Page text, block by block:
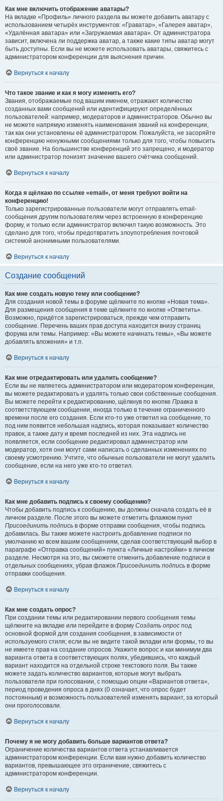
Как мне включить отображение аватары?
На вкладке «Профиль» личного раздела вы можете добавить аватару с
использованием четырёх инструментов: «Граватар», «Галерея аватар»,
«Удалённая аватара» или «Загружаемая аватара». От администратора
зависит, включена ли поддержка аватар, а также какие типы аватар могут
быть доступны. Если вы не можете использовать аватары, свяжитесь с
администратором конференции для выяснения причин.
Вернуться к началу
Что такое звание и как я могу изменить его?
Звания, отображаемые под вашим именем, отражают количество
созданных вами сообщений или идентифицируют определённых
пользователей: например, модераторов и администраторов. Обычно вы
не можете напрямую изменять наименования званий на конференции,
так как они установлены её администратором. Пожалуйста, не засоряйте
конференцию ненужными сообщениями только для того, чтобы повысить
своё звание. На большинстве конференций это запрещено, и модератор
или администратор понизят значение вашего счётчика сообщений.
Вернуться к началу
Когда я щёлкаю по ссылке «email», от меня требуют войти на
конференцию!
Только зарегистрированные пользователи могут отправлять email-
сообщения другим пользователям через встроенную в конференцию
форму, и только если администратор включил такую возможность. Это
сделано для того, чтобы предотвратить злоупотребления почтовой
системой анонимными пользователями.
Вернуться к началу
Создание сообщений
Как мне создать новую тему или сообщение?
Для создания новой темы в форуме щёлкните по кнопке «Новая тема».
Для размещения сообщения в теме щёлкните по кнопке «Ответить».
Возможно, придётся зарегистрироваться, прежде чем отправить
сообщение. Перечень ваших прав доступа находится внизу страниц
форума или темы. Например: «Вы можете начинать темы», «Вы можете
добавлять вложения» и т.п.
Вернуться к началу
Как мне отредактировать или удалить сообщение?
Если вы не являетесь администратором или модератором конференции,
вы можете редактировать и удалять только свои собственные сообщения.
Вы можете перейти к редактированию, щёлкнув по кнопке Правка в
соответствующем сообщении, иногда только в течение ограниченного
времени после его создания. Если кто-то уже ответил на сообщение, то
под ним появится небольшая надпись, которая показывает количество
правок, а также дату и время последней из них. Эта надпись не
появляется, если сообщение редактировал администратор или
модератор, хотя они могут сами написать о сделанных изменениях по
своему усмотрению. Учтите, что обычные пользователи не могут удалить
сообщение, если на него уже кто-то ответил.
Вернуться к началу
Как мне добавить подпись к своему сообщению?
Чтобы добавить подпись к сообщению, вы должны сначала создать её в
личном разделе. После этого вы можете отметить флажком пункт
Присоединить подпись в форме отправки сообщения, чтобы подпись
добавилась. Вы также можете настроить добавление подписи по
умолчанию ко всем вашим сообщениям, сделав соответствующий выбор в
параграфе «Отправка сообщений» пункта «Личные настройки» в личном
разделе. Несмотря на это, вы сможете отменить добавление подписи в
отдельных сообщениях, убрав флажок Присоединить подпись в форме
отправки сообщения.
Вернуться к началу
Как мне создать опрос?
При создании темы или редактировании первого сообщения темы
щёлкните на вкладке или перейдите в форму Создать опрос под
основной формой для создания сообщения, в зависимости от
используемого стиля; если вы не видите такой вкладки или формы, то вы
не имеете прав на создание опросов. Укажите вопрос и как минимум два
варианта ответа в соответствующих полях, убедившись, что каждый
вариант находится на отдельной строке текстового поля. Вы также
можете задать количество вариантов, которые могут выбрать
пользователи при голосовании, с помощью опции «Вариантов ответа»,
период проведения опроса в днях (0 означает, что опрос будет
постоянным) и возможность пользователей изменять вариант, за который
они проголосовали.
Вернуться к началу
Почему я не могу добавить больше вариантов ответа?
Ограничение количества вариантов ответа устанавливается
администратором конференции. Если вам нужно добавить количество
вариантов, превышающее это ограничение, свяжитесь с
администратором конференции.
Вернуться к началу